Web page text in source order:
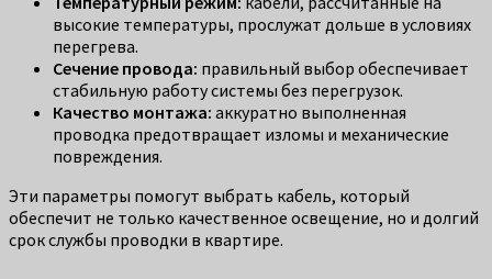
высокие температуры, прослужат дольше в условиях
перегрева.
Сечение провода: правильный выбор обеспечивает
стабильную работу системы без перегрузок.
Качество монтажа: аккуратно выполненная
проводка предотвращает изломы и механические
повреждения.
Эти параметры помогут выбрать кабель, который
обеспечит не только качественное освещение, но и долгий
срок службы проводки в квартире.